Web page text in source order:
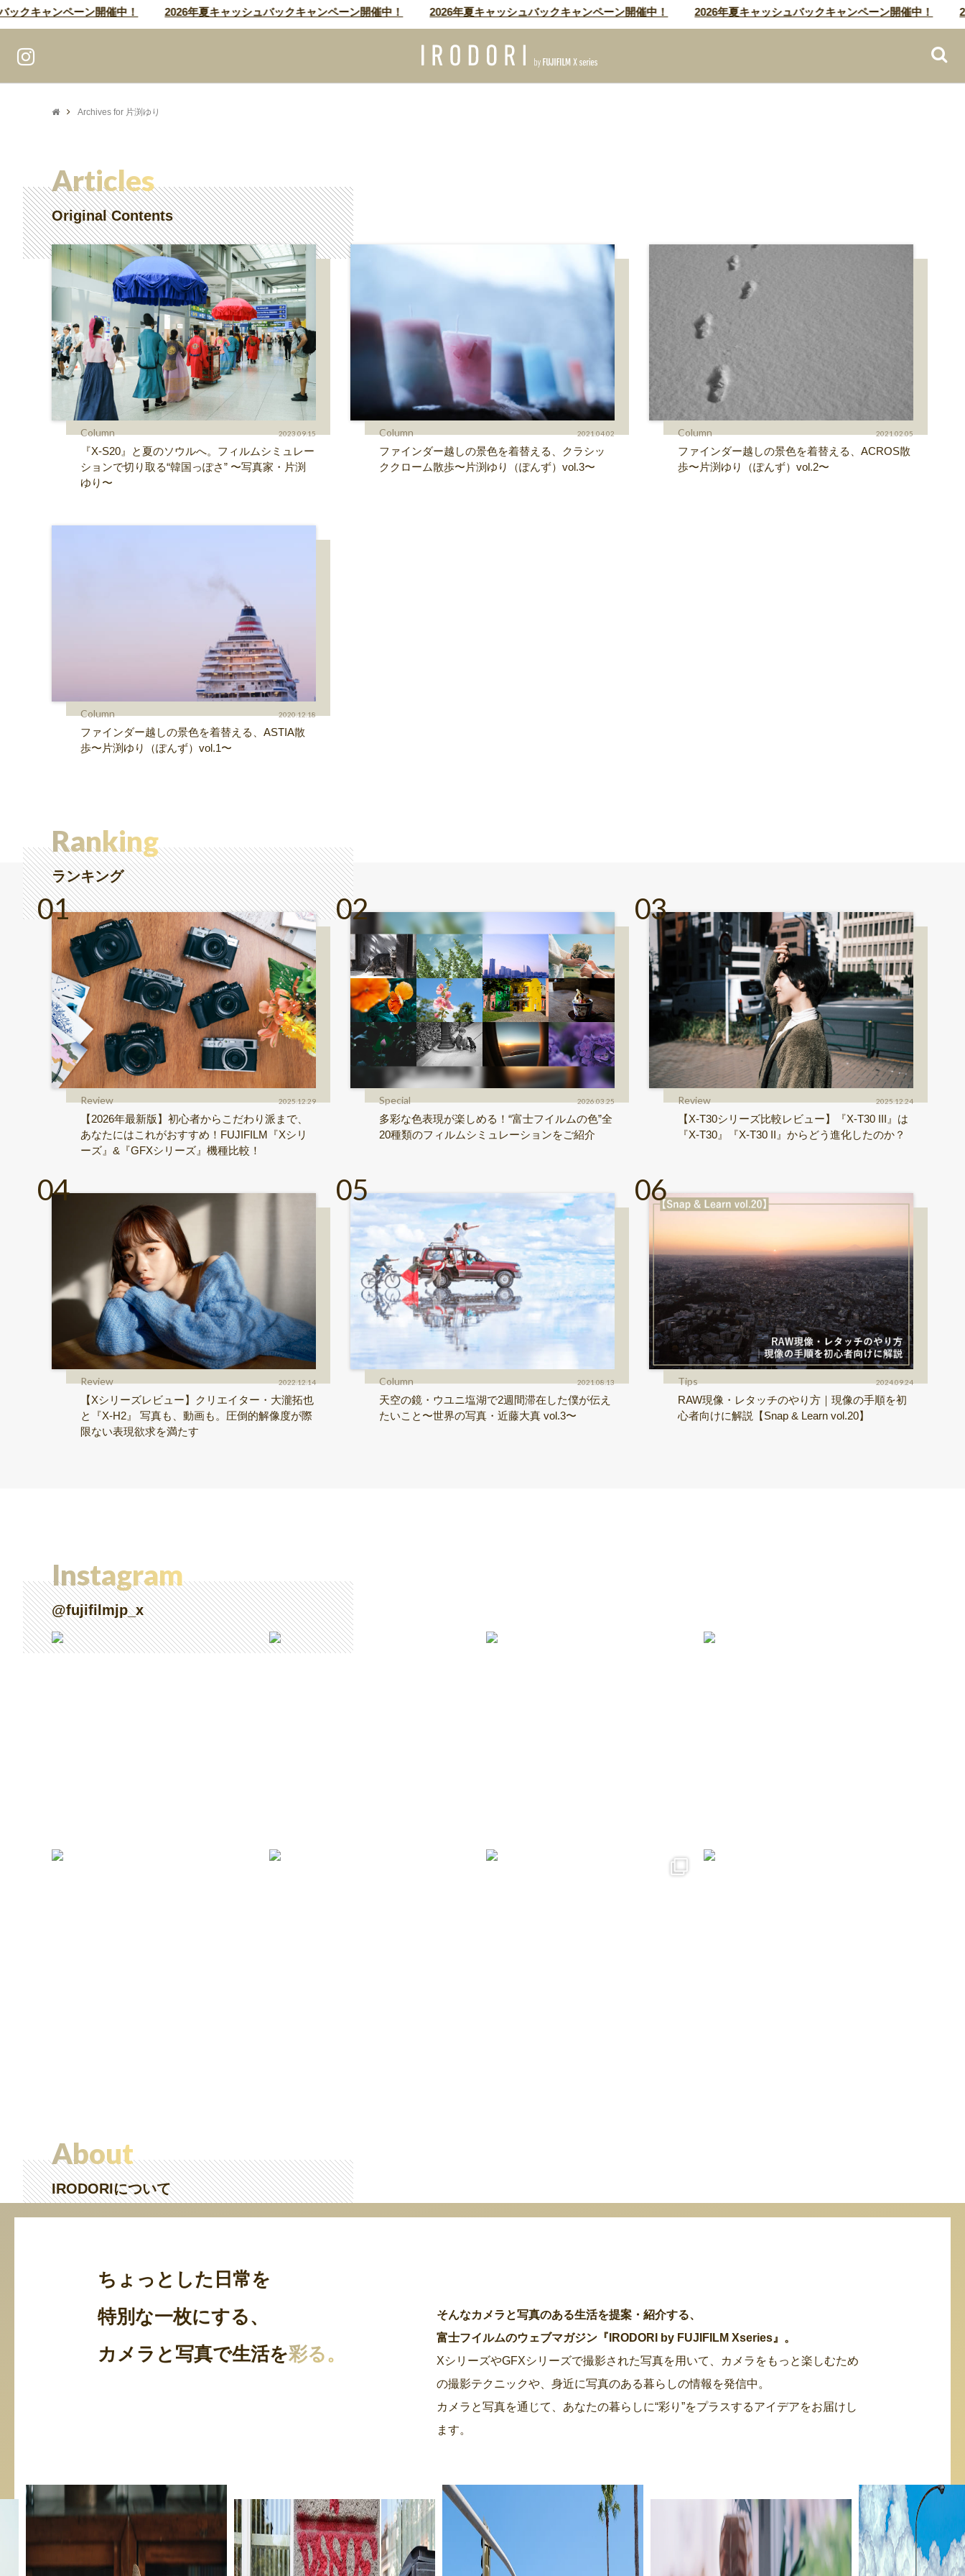
キャンペーン開催中！ 2026年夏キャッシュバックキャンペーン開催中！ 2026年夏キャッシュバックキャンペーン開催中！ 2026年夏キャッシュバックキャンペーン開催中！
Archives for 片渕ゆり
Articles
Original Contents
Column 2023.09.15
『X-S20』と夏のソウルへ。フィルムシミュレー
ションで切り取る“韓国っぽさ” 〜写真家・片渕
ゆり〜
Column 2021.04.02
ファインダー越しの景色を着替える、クラシッ
ククローム散歩〜片渕ゆり（ぽんず）vol.3〜
Column 2021.02.05
ファインダー越しの景色を着替える、ACROS散
歩〜片渕ゆり（ぽんず）vol.2〜
Column 2020.12.18
ファインダー越しの景色を着替える、ASTIA散
歩〜片渕ゆり（ぽんず）vol.1〜
Ranking
ランキング
Review 2025.12.29
【2026年最新版】初心者からこだわり派まで、
あなたにはこれがおすすめ！FUJIFILM『Xシリ
ーズ』&『GFXシリーズ』機種比較！
Special 2026.03.25
多彩な色表現が楽しめる！“富士フイルムの色”全
20種類のフィルムシミュレーションをご紹介
Review 2025.12.24
【X-T30シリーズ比較レビュー】『X-T30 III』は
『X-T30』『X-T30 II』からどう進化したのか？
Review 2022.12.14
【Xシリーズレビュー】クリエイター・大瀧拓也
と『X-H2』 写真も、動画も。圧倒的解像度が際
限ない表現欲求を満たす
Column 2021.08.13
天空の鏡・ウユニ塩湖で2週間滞在した僕が伝え
たいこと〜世界の写真・近藤大真 vol.3〜
Tips 2024.09.24
RAW現像・レタッチのやり方｜現像の手順を初
心者向けに解説【Snap & Learn vol.20】
Instagram
@fujifilmjp_x
About
IRODORIについて
ちょっとした日常を
特別な一枚にする、
カメラと写真で生活を彩る。
そんなカメラと写真のある生活を提案・紹介する、
富士フイルムのウェブマガジン『IRODORI by FUJIFILM Xseries』。
XシリーズやGFXシリーズで撮影された写真を用いて、カメラをもっと楽しむため
の撮影テクニックや、身近に写真のある暮らしの情報を発信中。
カメラと写真を通じて、あなたの暮らしに“彩り”をプラスするアイデアをお届けし
ます。